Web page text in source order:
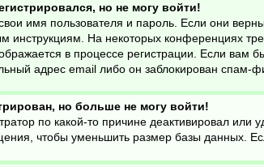
но не могу войти!
имя пользователя и пароль. Если они
инструкциям. На некоторых конференциях
в процессе регистрации. Если вам
адрес email либо он заблокирован спам-
но больше не могу войти!
по какой-то причине деактивировал
чтобы уменьшить размер базы данных.